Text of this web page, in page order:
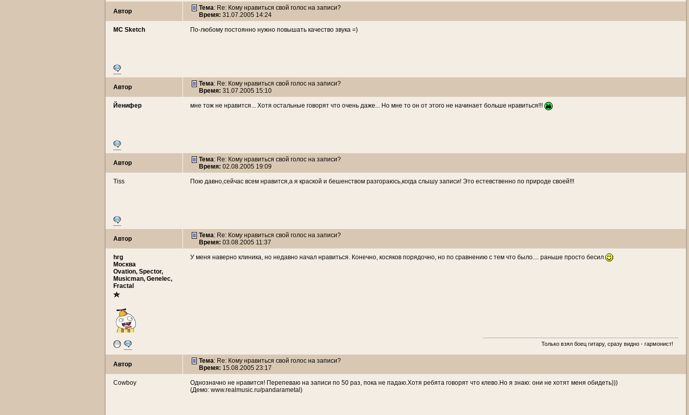
Автор Тема: Re: Кому нравиться свой голос на записи?
Время: 31.07.2005 14:24
MC Sketch По-любому постоянно нужно повышать качество звука =)
Автор Тема: Re: Кому нравиться свой голос на записи?
Время: 31.07.2005 15:10
Йенифер мне тож не нравится... Хотя остальные говорят что очень даже... Но мне то он от этого не начинает больше нравиться!!!
Автор Тема: Re: Кому нравиться свой голос на записи?
Время: 02.08.2005 19:09
Tiss Пою давно,сейчас всем нравится,а я краской и бешенством разгораюсь,когда слышу записи! Это естевственно по природе своей!!!
Автор Тема: Re: Кому нравиться свой голос на записи?
Время: 03.08.2005 11:37
hrg
Москва
Ovation, Spector,
Musicman, Genelec,
Fractal
У меня наверно клиника, но недавно начал нравиться. Конечно, косяков порядочно, но по сравнению с тем что было.... раньше просто бесил
Только взял боец гитару, сразу видно - гармонист!
Автор Тема: Re: Кому нравиться свой голос на записи?
Время: 15.08.2005 23:17
Cowboy
Однозначно не нравится! Перепеваю на записи по 50 раз, пока не падаю.Хотя ребята говорят что клево.Но я знаю: они не хотят меня обидеть)))
(Демо: www.realmusic.ru/pandarametal)